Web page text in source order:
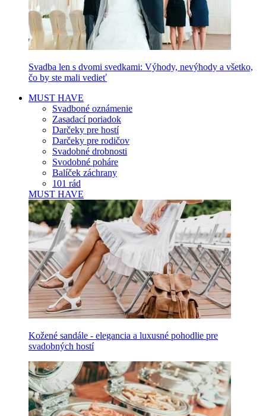
Svadba len s dvomi svedkami: Výhody, nevýhody a všetko,
čo by ste mali vedieť
MUST HAVE
Svadboné oznámenie
Zasadací poriadok
Darčeky pre hostí
Darčeky pre rodičov
Svadobné drobnosti
Svodobné poháre
Balíček záchrany
101 rád
MUST HAVE
Kožené sandále - elegancia a luxusné pohodlie pre
svadobných hostí